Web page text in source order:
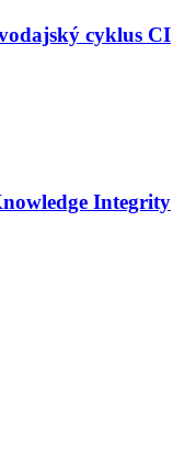
cyklus CI
Integrity